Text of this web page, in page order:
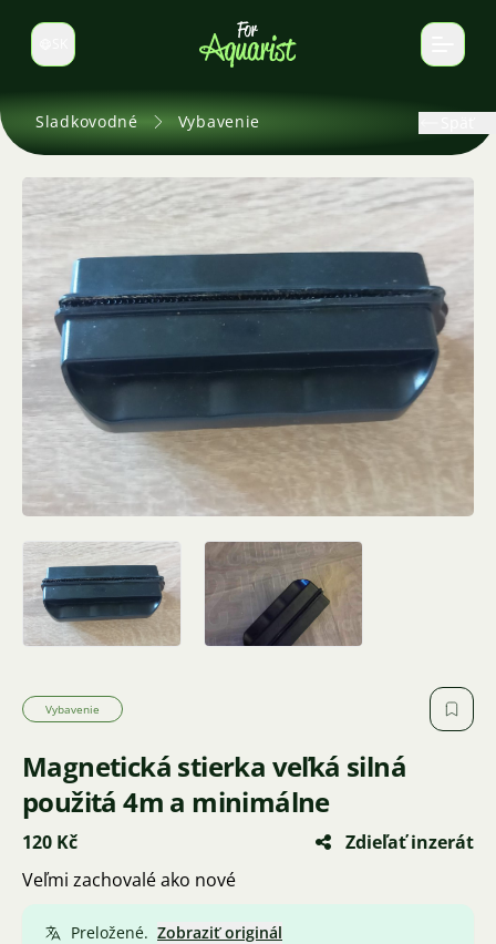
Prepnúť jazyk
Sladkovodné Vybavenie
Vybavenie
Magnetická stierka veľká silná
použitá 4m a minimálne
120 Kč
Zdieľať inzerát
Veľmi zachovalé ako nové
Preložené. Zobraziť originál